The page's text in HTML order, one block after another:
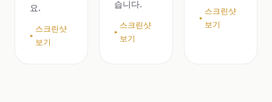
요.
스크린샷
보기
습니다.
스크린샷
보기
스크린샷
보기